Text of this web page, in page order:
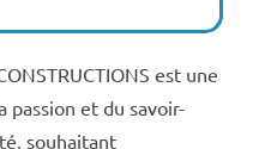
est une
et du savoir-
souhaitant